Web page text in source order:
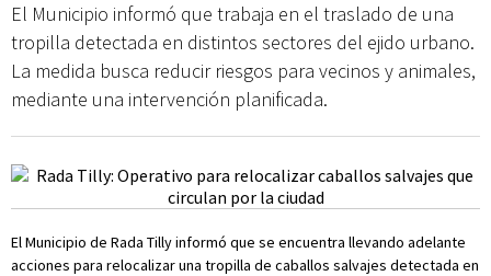
El Municipio informó que trabaja en el traslado de una
tropilla detectada en distintos sectores del ejido urbano.
La medida busca reducir riesgos para vecinos y animales,
mediante una intervención planificada.
El Municipio de Rada Tilly informó que se encuentra llevando adelante
acciones para relocalizar una tropilla de caballos salvajes detectada en